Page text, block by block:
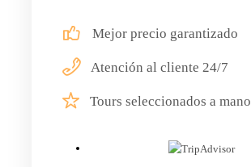
Mejor precio garantizado
Atención al cliente 24/7
Tours seleccionados a mano